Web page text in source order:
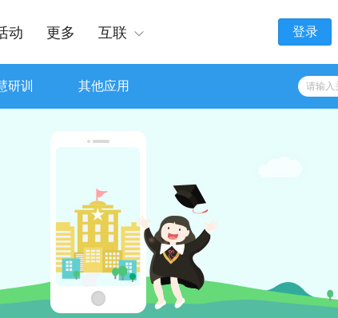
动 更多 互联 登录
研训 其他应用